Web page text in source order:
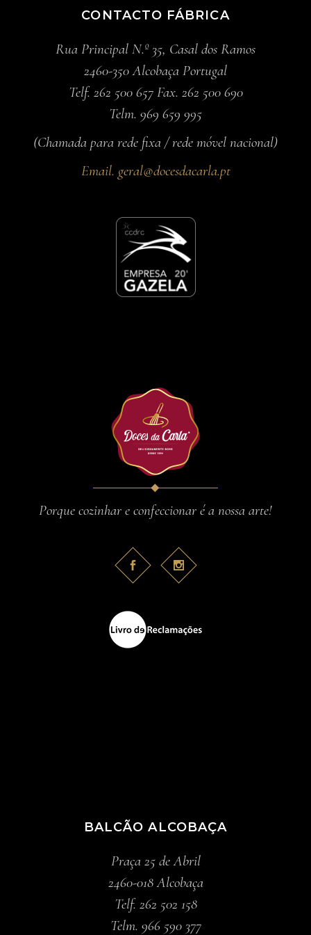
CONTACTO FÁBRICA
Rua Principal N.º 35, Casal dos Ramos
2460-350 Alcobaça Portugal
Telf. 262 500 657 Fax. 262 500 690
Telm. 969 659 995
(Chamada para rede fixa / rede móvel nacional)
Email. geral@docesdacarla.pt
Porque cozinhar e confeccionar é a nossa arte!
BALCÃO ALCOBAÇA
Praça 25 de Abril
2460-018 Alcobaça
Telf. 262 502 158
Telm. 966 590 377